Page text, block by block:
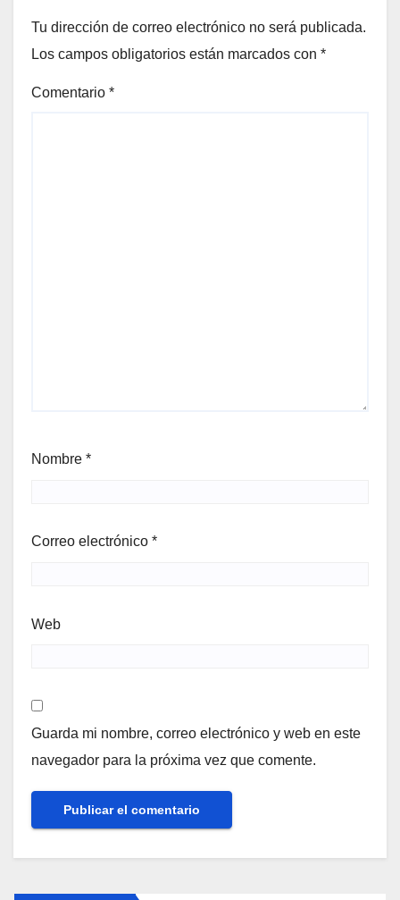
Tu dirección de correo electrónico no será publicada.
Los campos obligatorios están marcados con *
Comentario *
Nombre *
Correo electrónico *
Web
Guarda mi nombre, correo electrónico y web en este
navegador para la próxima vez que comente.